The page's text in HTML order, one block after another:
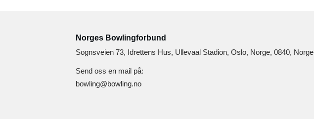
Norges Bowlingforbund
Sognsveien 73, Idrettens Hus, Ullevaal Stadion, Oslo, Norge, 0840, Norge
Send oss en mail på:
bowling@bowling.no